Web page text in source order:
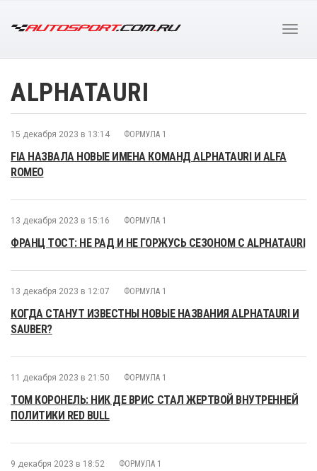
ALPHATAURI
15 декабря 2023 в 13:14 ФОРМУЛА 1
FIA НАЗВАЛА НОВЫЕ ИМЕНА КОМАНД ALPHATAURI И ALFA
ROMEO
13 декабря 2023 в 15:16 ФОРМУЛА 1
ФРАНЦ ТОСТ: НЕ РАД И НЕ ГОРЖУСЬ СЕЗОНОМ С ALPHATAURI
13 декабря 2023 в 12:07 ФОРМУЛА 1
КОГДА СТАНУТ ИЗВЕСТНЫ НОВЫЕ НАЗВАНИЯ ALPHATAURI И
SAUBER?
11 декабря 2023 в 21:50 ФОРМУЛА 1
ТОМ КОРОНЕЛЬ: НИК ДЕ ВРИС СТАЛ ЖЕРТВОЙ ВНУТРЕННЕЙ
ПОЛИТИКИ RED BULL
9 декабря 2023 в 18:52 ФОРМУЛА 1